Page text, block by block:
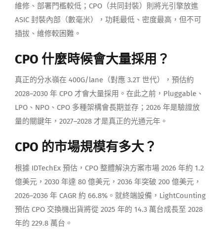
維修、部署門檻較低；CPO（共同封裝）則將光引擎放進
ASIC 封裝內部（數毫米），功耗最低、密度最高，但不可
插拔、維修較困難。
CPO 什麼時候會大量採用？
真正的分水嶺在 400G/lane（對應 3.2T 世代），預估約
2028–2030 年 CPO 才會大量採用。在此之前，Pluggable、
LPO、NPO、CPO 多種架構會長期並存；2026 年是驗證放
量的關鍵年，2027–2028 才是真正的光通元年。
CPO 的市場規模有多大？
根據 IDTechEx 預估，CPO 整體解決方案市場 2026 年約 1.2
億美元，2030 年達 80 億美元，2036 年突破 200 億美元，
2026–2036 年 CAGR 約 66.8%。就終端設備，LightCounting
預估 CPO 交換機出貨將從 2025 年的 14.3 萬台成長至 2028
年的 229.8 萬台。